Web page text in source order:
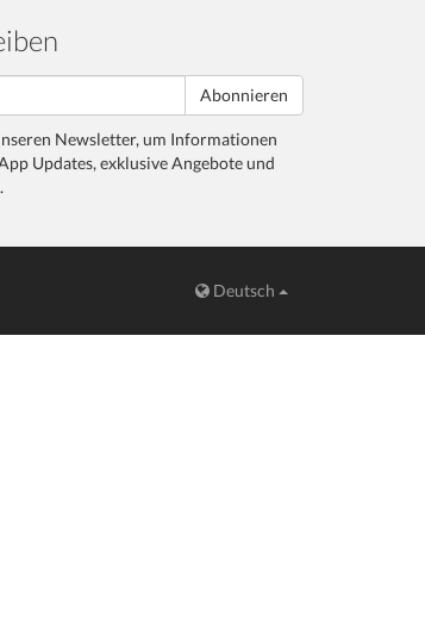
Abonnieren
Newsletter, um Informationen
Updates, exklusive Angebote und
Deutsch